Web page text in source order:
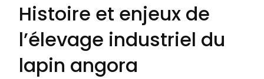
Histoire et enjeux de
l’élevage industriel du
lapin angora